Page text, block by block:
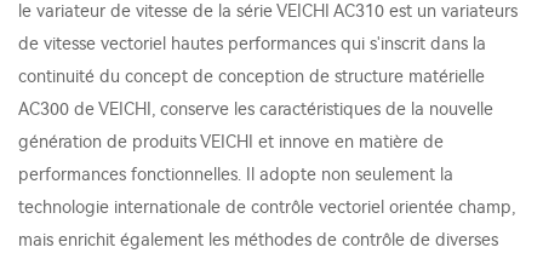
le variateur de vitesse de la série VEICHI AC310 est un variateurs
de vitesse vectoriel hautes performances qui s'inscrit dans la
continuité du concept de conception de structure matérielle
AC300 de VEICHI, conserve les caractéristiques de la nouvelle
génération de produits VEICHI et innove en matière de
performances fonctionnelles. Il adopte non seulement la
technologie internationale de contrôle vectoriel orientée champ,
mais enrichit également les méthodes de contrôle de diverses